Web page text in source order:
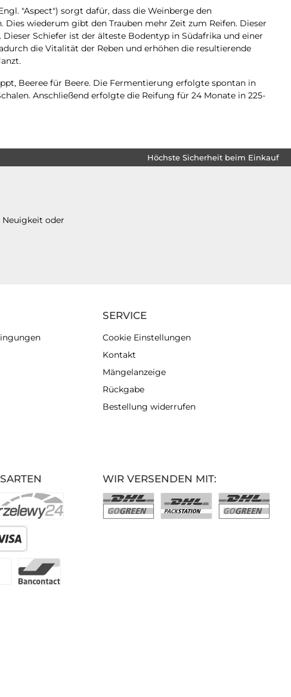
"Aspect") sorgt dafür, dass die Weinberge den
wiederum gibt den Trauben mehr Zeit zum Reifen. Dieser
Schiefer ist der älteste Bodentyp in Südafrika und einer
die Vitalität der Reben und erhöhen die resultierende
Beeree für Beere. Die Fermentierung erfolgte spontan in
Anschließend erfolgte die Reifung für 24 Monate in 225-
Höchste Sicherheit beim Einkauf
Neuigkeit oder
SERVICE
Cookie Einstellungen
Kontakt
Mängelanzeige
Rückgabe
Bestellung widerrufen
WIR VERSENDEN MIT: